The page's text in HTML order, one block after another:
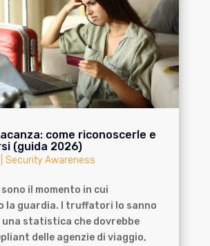
come riconoscerle e
(guida 2026)
Security Awareness
sono il momento in cui
la guardia. I truffatori lo sanno
una statistica che dovrebbe
delle agenzie di viaggio,